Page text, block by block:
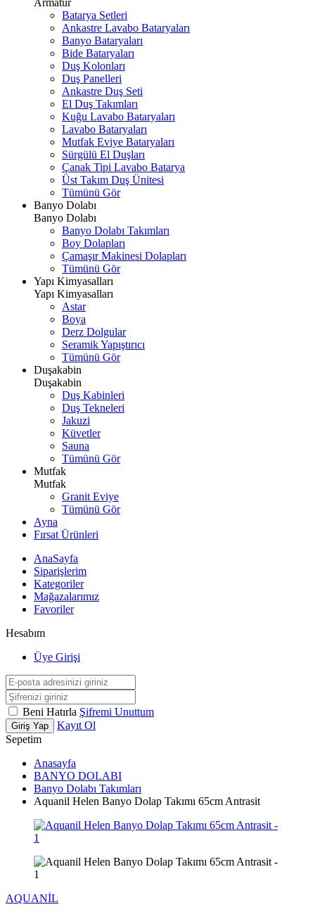
Armatür
Batarya Setleri
Ankastre Lavabo Bataryaları
Banyo Bataryaları
Bide Bataryaları
Duş Kolonları
Duş Panelleri
Ankastre Duş Seti
El Duş Takımları
Kuğu Lavabo Bataryaları
Lavabo Bataryaları
Mutfak Eviye Bataryaları
Sürgülü El Duşları
Çanak Tipi Lavabo Batarya
Üst Takım Duş Ünitesi
Tümünü Gör
Banyo Dolabı
Banyo Dolabı
Banyo Dolabı Takımları
Boy Dolapları
Çamaşır Makinesi Dolapları
Tümünü Gör
Yapı Kimyasalları
Yapı Kimyasalları
Astar
Boya
Derz Dolgular
Seramik Yapıştırıcı
Tümünü Gör
Duşakabin
Duşakabin
Duş Kabinleri
Duş Tekneleri
Jakuzi
Küvetler
Sauna
Tümünü Gör
Mutfak
Mutfak
Granit Eviye
Tümünü Gör
Ayna
Fırsat Ürünleri
AnaSayfa
Siparişlerim
Kategoriler
Mağazalarımız
Favoriler
Hesabım
Üye Girişi
Beni Hatırla Şifremi Unuttum
Giriş Yap
Kayıt Ol
Sepetim
Anasayfa
BANYO DOLABI
Banyo Dolabı Takımları
Aquanil Helen Banyo Dolap Takımı 65cm Antrasit
AQUANİL